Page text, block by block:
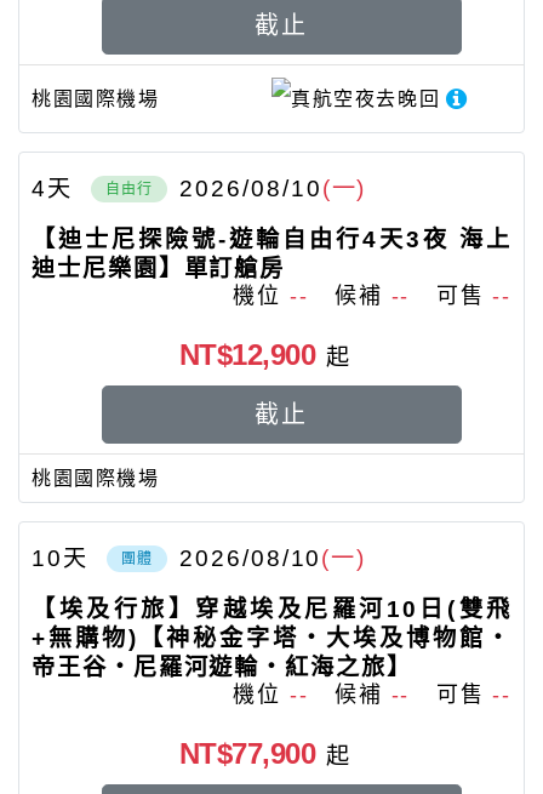
桃園國際機場 真航空夜去晚回
截止
自由行 2026/08/10(一)
4天
【迪士尼探險號-遊輪自由行4天3夜 海上
迪士尼樂園】單訂艙房
機位 -- 候補 -- 可售--
桃園國際機場
NT$12,900 起
截止
團體 2026/08/10(一)
10天
【埃及行旅】穿越埃及尼羅河10日(雙飛
+無購物)【神秘金字塔‧大埃及博物館‧
帝王谷‧尼羅河遊輪‧紅海之旅】
機位 -- 候補 -- 可售--
NT$77,900 起